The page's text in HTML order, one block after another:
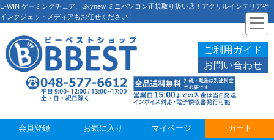
E-WIN ゲーミングチェア、Skynew ミニパソコン正規取り扱い店！アクリルインテリアや
インクジェットメディアもお任せください！
ご利用ガイド
お問い合わせ
会員登録 お気に入り マイページ カート